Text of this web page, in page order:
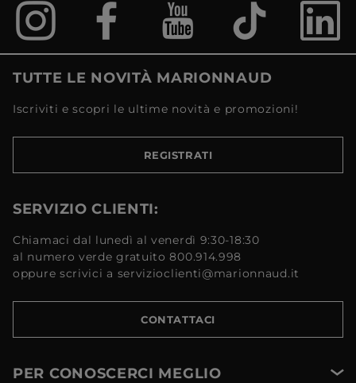
TUTTE LE NOVITÀ MARIONNAUD
Iscriviti e scopri le ultime novità e promozioni!
REGISTRATI
SERVIZIO CLIENTI:
Chiamaci dal lunedì al venerdì 9:30-18:30
al numero verde gratuito 800.914.998
oppure scrivici a servizioclienti@marionnaud.it
CONTATTACI
PER CONOSCERCI MEGLIO